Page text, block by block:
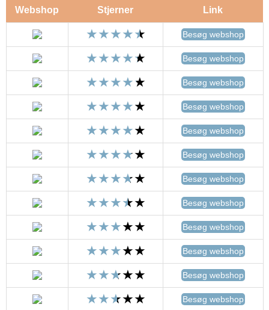
Webshop Stjerner Link
Besøg webshop
Besøg webshop
Besøg webshop
Besøg webshop
Besøg webshop
Besøg webshop
Besøg webshop
Besøg webshop
Besøg webshop
Besøg webshop
Besøg webshop
Besøg webshop